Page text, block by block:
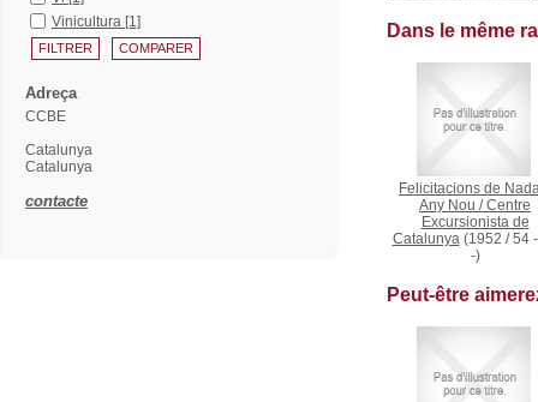
Dans le même
Felicitacions de
Any Nou /Centre
Excursionista de
Catalunya(1952 / 54
-)
Peut-être
Vinicultura [1]
Adreça
CCBE
Catalunya
Catalunya
contacte